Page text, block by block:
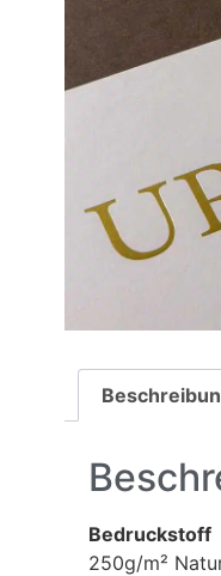
Bedruckstoff
250g/m²